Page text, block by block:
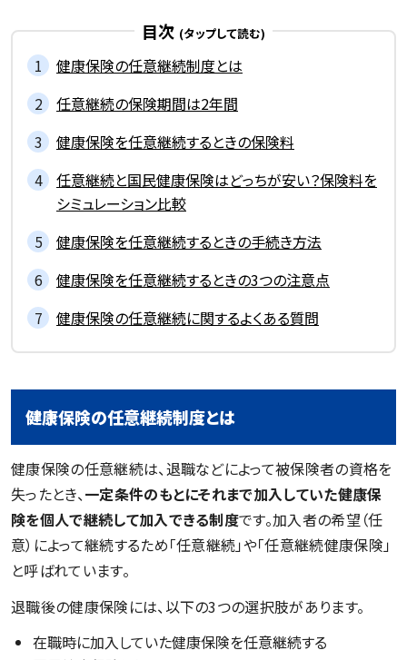
目次
健康保険の任意継続制度とは
任意継続の保険期間は2年間
健康保険を任意継続するときの保険料
任意継続と国民健康保険はどっちが安い？保険料を
シミュレーション比較
健康保険を任意継続するときの手続き方法
健康保険を任意継続するときの3つの注意点
健康保険の任意継続に関するよくある質問
健康保険の任意継続制度とは
健康保険の任意継続は、退職などによって被保険者の資格を
失ったとき、一定条件のもとにそれまで加入していた健康保
険を個人で継続して加入できる制度です。加入者の希望（任
意）によって継続するため「任意継続」や「任意継続健康保険」
と呼ばれています。
退職後の健康保険には、以下の3つの選択肢があります。
在職時に加入していた健康保険を任意継続する